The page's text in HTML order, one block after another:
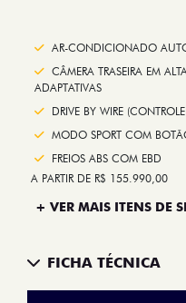
AR-CONDICIONADO
CÂMERA TRASEIRA EM
ADAPTATIVAS
DRIVE BY WIRE
MODO SPORT COM
FREIOS ABS COM EBD
A PARTIR DE R$ 155.990,00
+ VER MAIS ITENS DE
FICHA TÉCNICA